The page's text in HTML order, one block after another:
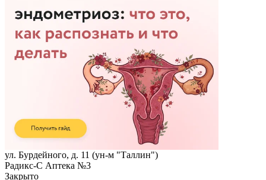
ул. Бурдейного, д. 11 (ун-м "Таллин")
Радикс-С Аптека №3
Закрыто